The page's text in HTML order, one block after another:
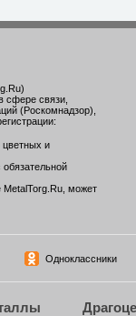
сфере связи,
(Роскомнадзор),
цветных и
может
Одноклассники